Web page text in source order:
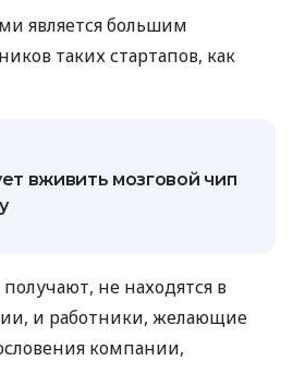
является большим
таких стартапов, как
вживить мозговой чип
не находятся в
и работники, желающие
компании,